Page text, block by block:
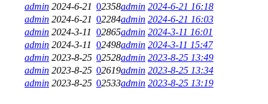
admin 2024-6-21 02358admin 2024-6-21 16:18
admin 2024-6-21 02284admin 2024-6-21 16:03
admin 2024-3-11 02865admin 2024-3-11 16:01
admin 2024-3-11 02498admin 2024-3-11 15:47
admin 2023-8-25 02528admin 2023-8-25 13:49
admin 2023-8-25 02619admin 2023-8-25 13:34
admin 2023-8-25 02533admin 2023-8-25 13:19